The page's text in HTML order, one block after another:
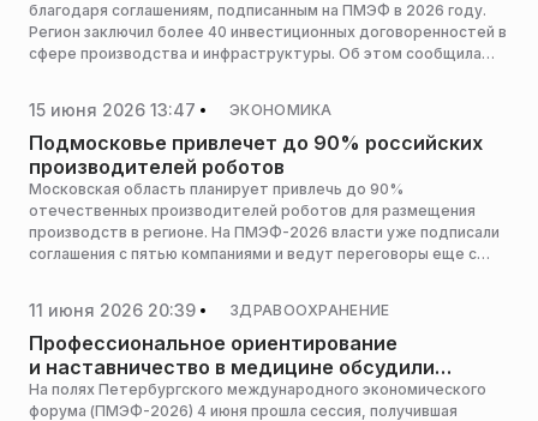
благодаря соглашениям, подписанным на ПМЭФ в 2026 году.
Регион заключил более 40 инвестиционных договоренностей в
сфере производства и инфраструктуры. Об этом сообщила
Зиновьева, сообщает пресс-служба Мининвеста региона.
15 июня 2026 13:47 ЭКОНОМИКА
Подмосковье привлечет до 90% российских
производителей роботов
Московская область планирует привлечь до 90%
отечественных производителей роботов для размещения
производств в регионе. На ПМЭФ-2026 власти уже подписали
соглашения с пятью компаниями и ведут переговоры еще с
11 июня 2026 20:39 ЗДРАВООХРАНЕНИЕ
Профессиональное ориентирование
и наставничество в медицине обсудили
на ПМЭФ-2026
На полях Петербургского международного экономического
форума (ПМЭФ-2026) 4 июня прошла сессия, получившая